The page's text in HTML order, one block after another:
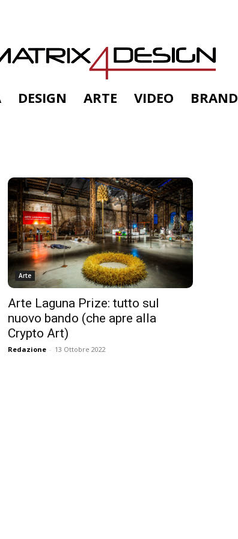
DESIGN ARTE VIDEO BRAND
Arte
Arte Laguna Prize: tutto sul
nuovo bando (che apre alla
Crypto Art)
Redazione - 13 Ottobre 2022